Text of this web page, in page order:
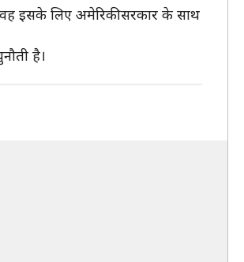
इसके लिए अमेरिकी सरकार के साथ
है।